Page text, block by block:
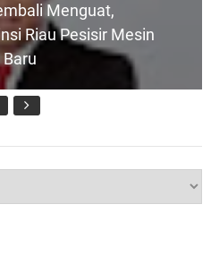
Menguat,
Riau Pesisir Mesin
Bidan Garda